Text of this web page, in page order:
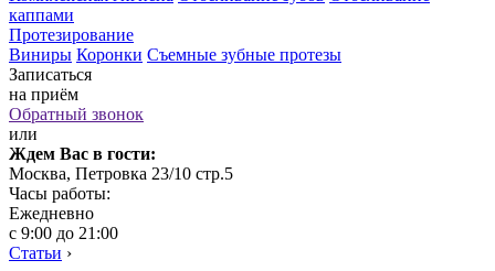
каппами
Протезирование
Виниры Коронки Съемные зубные протезы
Записаться
на приём
Обратный звонок
или
Ждем Вас в гости:
Москва, Петровка 23/10 стр.5
Часы работы:
Ежедневно
с 9:00 до 21:00
Статьи ›